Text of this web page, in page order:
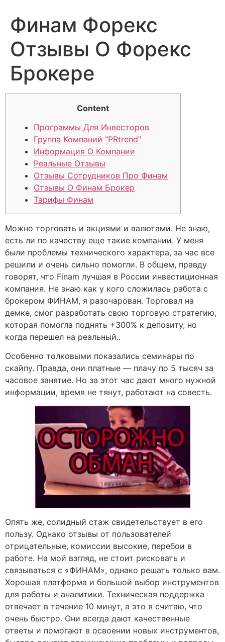
Финам Форекс
Отзывы О Форекс
Брокере
Content
Программы Для Инвесторов
Группа Компаний “PRtrend”
Информация О Компании
Реальные Отзывы
Отзывы Сотрудников Про Финам
Отзывы О Финам Брокер
Тарифы Финам
Можно торговать и акциями и валютами. Не знаю,
есть ли по качеству еще такие компании. У меня
были проблемы технического характера, за час все
решили и очень сильно помогли. В общем, правду
говорят, что Finam лучшая в России инвестиционная
компания. Не знаю как у кого сложилась работа с
брокером ФИНАМ, я разочарован. Торговал на
демке, смог разработать свою торговую стратегию,
которая помогла поднять +300% к депозиту, но
когда перешел на реальный..
Особенно толковыми показались семинары по
скайпу. Правда, они платные — плачу по 5 тысяч за
часовое занятие. Но за этот час дают много нужной
информации, время не тянут, работают на совесть.
Опять же, солидный стаж свидетельствует в его
пользу. Однако отзывы от пользователей
отрицательные, комиссии высокие, перебои в
работе. На мой взгляд, не стоит рисковать и
связываться с «ФИНАМ», однако решать только вам.
Хорошая платформа и большой выбор инструментов
для работы и аналитики. Техническая поддержка
отвечает в течение 10 минут, а это я считаю, что
очень быстро. Они всегда дают качественные
ответы и помогают в освоении новых инструментов,